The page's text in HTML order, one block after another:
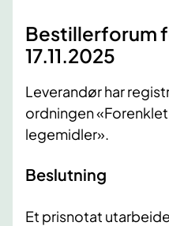
Bestillerforum
17.11.2025
Leverandør har
ordningen
legemidler».
Beslutning
Et prisnotat